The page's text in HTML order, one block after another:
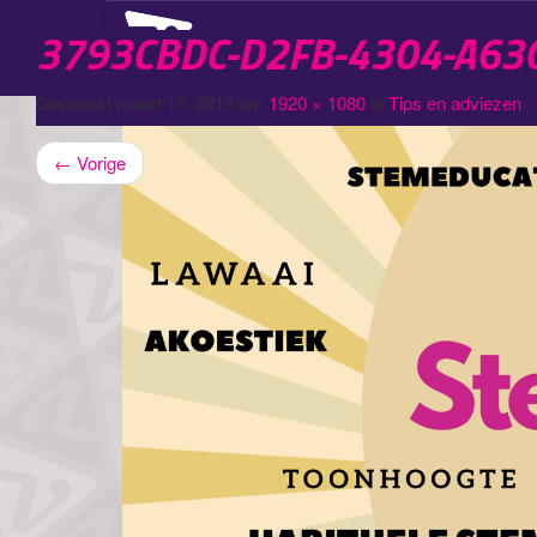
Logopedie
3793CBDC-D2FB-4304-
Geplaatst maart 17, 2019 om 1920 × 1080 in Tips en adviezen
← Vorige